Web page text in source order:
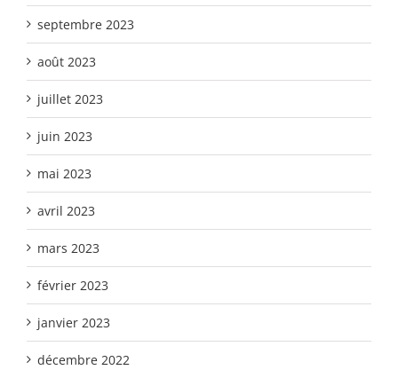
septembre 2023
août 2023
juillet 2023
juin 2023
mai 2023
avril 2023
mars 2023
février 2023
janvier 2023
décembre 2022